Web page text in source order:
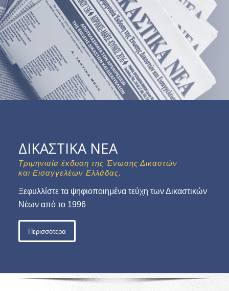
ΔΙΚΑΣΤΙΚΑ ΝΕΑ
Τριμηνιαία έκδοση της Ένωσης Δικαστών
και Εισαγγελέων Ελλάδας.
Ξεφυλλίστε τα ψηφιοποιημένα τεύχη των Δικαστικών
Νέων από το 1996
Περισσότερα